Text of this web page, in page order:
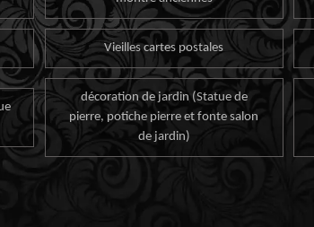
Vieilles cartes postales
décoration de jardin (Statue de
pierre, potiche pierre et fonte salon
de jardin)